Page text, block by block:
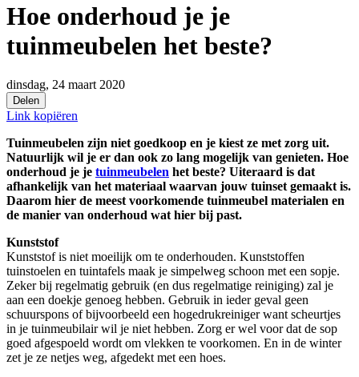
Hoe onderhoud je je
tuinmeubelen het beste?
dinsdag, 24 maart 2020
Delen
Link kopiëren
Tuinmeubelen zijn niet goedkoop en je kiest ze met zorg uit.
Natuurlijk wil je er dan ook zo lang mogelijk van genieten. Hoe
onderhoud je je tuinmeubelen het beste? Uiteraard is dat
afhankelijk van het materiaal waarvan jouw tuinset gemaakt is.
Daarom hier de meest voorkomende tuinmeubel materialen en
de manier van onderhoud wat hier bij past.
Kunststof
Kunststof is niet moeilijk om te onderhouden. Kunststoffen
tuinstoelen en tuintafels maak je simpelweg schoon met een sopje.
Zeker bij regelmatig gebruik (en dus regelmatige reiniging) zal je
aan een doekje genoeg hebben. Gebruik in ieder geval geen
schuurspons of bijvoorbeeld een hogedrukreiniger want scheurtjes
in je tuinmeubilair wil je niet hebben. Zorg er wel voor dat de sop
goed afgespoeld wordt om vlekken te voorkomen. En in de winter
zet je ze netjes weg, afgedekt met een hoes.